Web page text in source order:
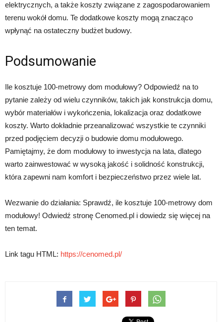
elektrycznych, a także koszty związane z zagospodarowaniem
terenu wokół domu. Te dodatkowe koszty mogą znacząco
wpłynąć na ostateczny budżet budowy.
Podsumowanie
Ile kosztuje 100-metrowy dom modułowy? Odpowiedź na to
pytanie zależy od wielu czynników, takich jak konstrukcja domu,
wybór materiałów i wykończenia, lokalizacja oraz dodatkowe
koszty. Warto dokładnie przeanalizować wszystkie te czynniki
przed podjęciem decyzji o budowie domu modułowego.
Pamiętajmy, że dom modułowy to inwestycja na lata, dlatego
warto zainwestować w wysoką jakość i solidność konstrukcji,
która zapewni nam komfort i bezpieczeństwo przez wiele lat.
Wezwanie do działania: Sprawdź, ile kosztuje 100-metrowy dom
modułowy! Odwiedź stronę Cenomed.pl i dowiedz się więcej na
ten temat.
Link tagu HTML: https://cenomed.pl/